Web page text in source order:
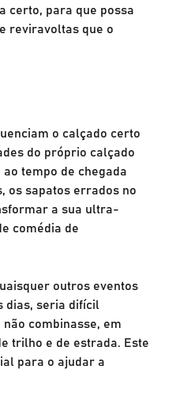
certo, para que possa
reviravoltas que o
o calçado certo
do próprio calçado
tempo de chegada
os sapatos errados no
a sua ultra-
comédia de
outros eventos
dias, seria difícil
combinasse, em
trilho e de estrada. Este
para o ajudar a